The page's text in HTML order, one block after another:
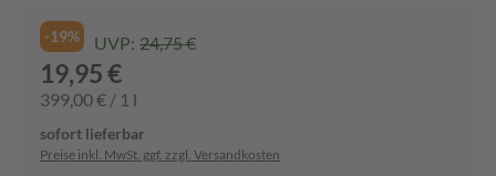
-19% UVP: 24,75 €
19,95 €
399,00 € / 1 l
sofort lieferbar
Preise inkl. MwSt. ggf. zzgl. Versandkosten